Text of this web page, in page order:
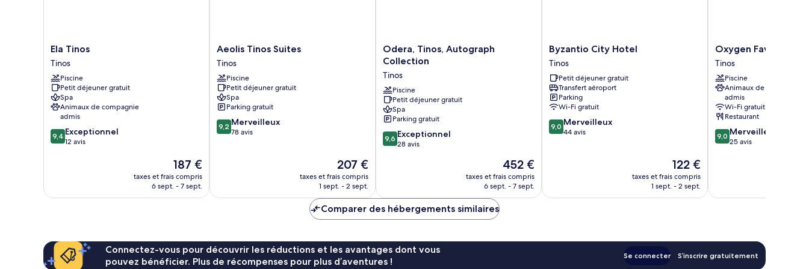
Ela
Tinos
Tinos
Ela Tinos
Tinos
Piscine
Petit déjeuner gratuit
Spa
Animaux de compagnie
admis
9.4
sur
9,4 Exceptionnel
12 avis
Le
nouveau
prix
187 €
taxes et frais compris
6 sept. - 7 sept.
Aeolis
Tinos
Suites
Tinos
Aeolis Tinos Suites
Tinos
Piscine
Petit déjeuner gratuit
Spa
Parking gratuit
9.2
sur
9,2 Merveilleux
78 avis
Le
nouveau
prix
de
207 €
207 €
taxes et frais compris
1 sept. - 2 sept.
Odera,
Tinos,
Collection
Tinos
Odera, Tinos, Autograph
Collection
Tinos
Piscine
Petit déjeuner gratuit
Spa
Parking gratuit
9.6
sur
9,6 Exceptionnel
28 avis
Le
nouveau
prix
452 €
taxes et frais compris
6 sept. - 7 sept.
Byzantio
City
Hotel
Tinos
Byzantio City Hotel
Tinos
Petit déjeuner gratuit
Transfert aéroport
Parking
Wi-Fi gratuit
9.0
sur
9,0 Merveilleux
44 avis
Le
nouveau
prix
122 €
taxes et frais compris
1 sept. - 2 sept.
Oxygen
Favie
by
GHH
Tinos
Oxygen Favie by
Tinos
Piscine
Animaux de compagnie
admis
Wi-Fi gratuit
Restaurant
9.0
sur
9,0 Merveilleux
25 avis
Comparer des hébergements similaires
Connectez-vous pour découvrir les réductions et les avantages dont vous
pouvez bénéficier. Plus de récompenses pour plus d’aventures !
Se connecter S’inscrire gratuitement